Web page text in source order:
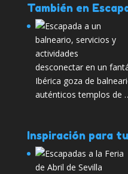
También en
desconectar en un
Ibérica goza de
auténticos templos de
Inspiración para